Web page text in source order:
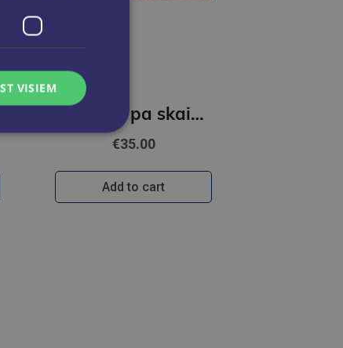
Pastaga pa skaisto Rīgu. Dinamika
€35.00
Add to cart
VISIEM